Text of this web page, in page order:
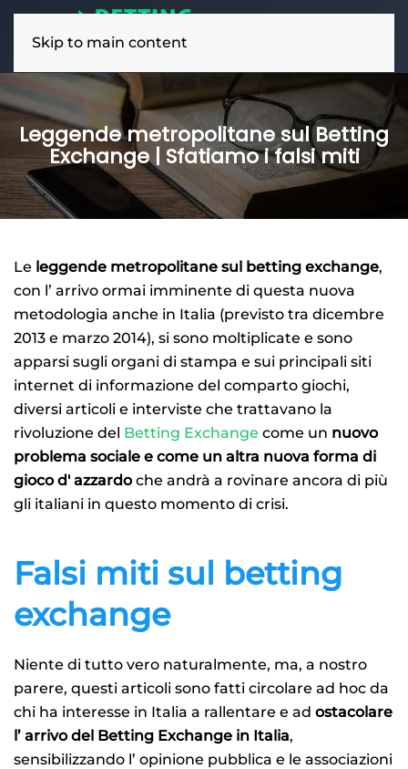
Skip to main content
Leggende metropolitane sul Betting
Exchange | Sfatiamo i falsi miti
Le leggende metropolitane sul betting exchange,
con l’ arrivo ormai imminente di questa nuova
metodologia anche in Italia (previsto tra dicembre
2013 e marzo 2014), si sono moltiplicate e sono
apparsi sugli organi di stampa e sui principali siti
internet di informazione del comparto giochi,
diversi articoli e interviste che trattavano la
rivoluzione del Betting Exchange come un nuovo
problema sociale e come un altra nuova forma di
gioco d' azzardoche andrà a rovinare ancora di più
gli italiani in questo momento di crisi.
Falsi miti sul betting
exchange
Niente di tutto vero naturalmente, ma, a nostro
parere, questi articoli sono fatti circolare ad hoc da
chi ha interesse in Italia a rallentare e ad ostacolare
l’ arrivo del Betting Exchange in Italia,
sensibilizzando l’ opinione pubblica e le associazioni